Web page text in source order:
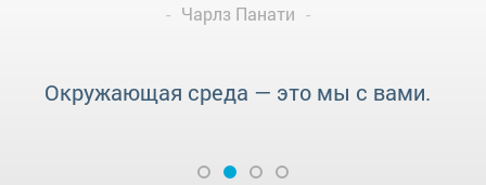
Генри Дэвид Торо
Много ли пользы от дома, если у вас нет
поставить?